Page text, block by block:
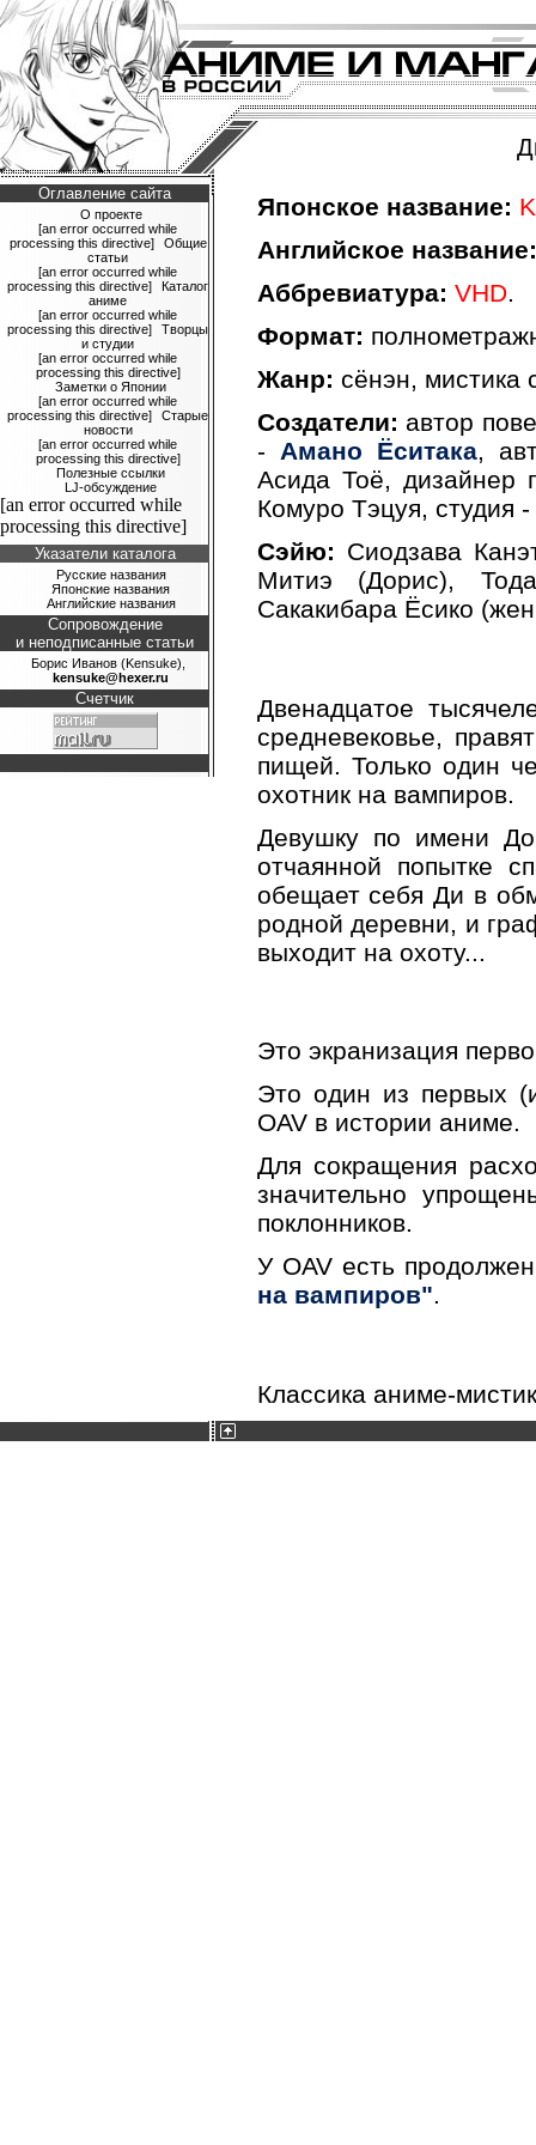
Оглавление сайта
О проекте
[an error occurred while
processing this directive]
Общие
статьи
[an error occurred while
processing this directive]
Каталог
аниме
[an error occurred while
processing this directive]
Творцы
и студии
[an error occurred while
processing this directive]
Заметки о Японии
[an error occurred while
processing this directive]
Старые
новости
[an error occurred while
processing this directive]
Полезные ссылки
LJ-обсуждение
[an error occurred while
processing this directive]
Указатели каталога
Русские названия
Японские названия
Английские названия
Сопровождение
и неподписанные статьи
Борис Иванов (Kensuke),
kensuke@hexer.ru
Счетчик
Японское название:
Английское название:
Аббревиатура: VHD.
Формат:
Жанр: сёнэн, мистика
Создатели: автор
- Амано Ёситака,
Асида Тоё, дизайнер
Комуро Тэцуя, студия -
Сэйю: Сиодзава
Митиэ (Дорис),
Сакакибара Ёсико
Двенадцатое
средневековье,
пищей. Только один
охотник на вампиров.
Девушку по имени
отчаянной попытке
обещает себя Ди в
родной деревни, и
выходит на охоту...
Это экранизация
Это один из первых
OAV в истории аниме.
Для сокращения
значительно
поклонников.
У OAV есть
на вампиров".
Классика аниме-